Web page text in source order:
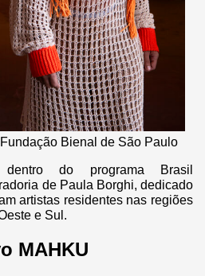
Bienal de São Paulo
do programa Brasil
de Paula Borghi, dedicado
artistas residentes nas regiões
e Sul.
MAHKU